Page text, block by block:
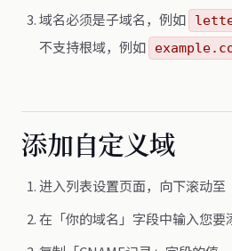
域名必须是子域名，例如
不支持根域，例如
添加自定义域
进入列表设置页面，向下滚动至
在「你的域名」字段中输入您要